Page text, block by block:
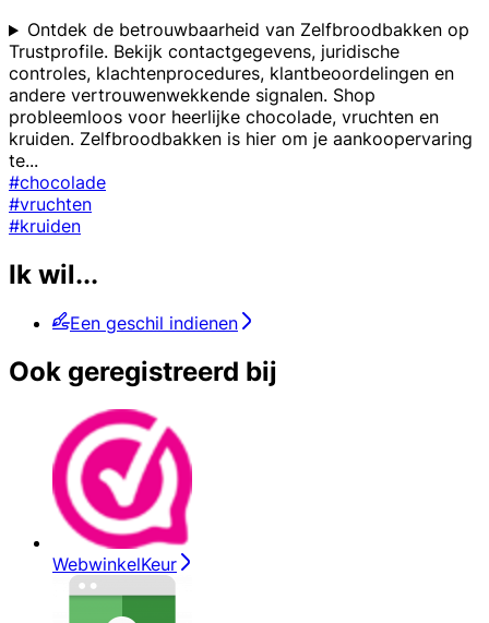
Ontdek de betrouwbaarheid van Zelfbroodbakken op
Trustprofile. Bekijk contactgegevens, juridische
controles, klachtenprocedures, klantbeoordelingen en
andere vertrouwenwekkende signalen. Shop
probleemloos voor heerlijke chocolade, vruchten en
kruiden. Zelfbroodbakken is hier om je aankoopervaring
te...
#chocolade
#vruchten
#kruiden
Ik wil...
Een geschil indienen
Ook geregistreerd bij
WebwinkelKeur